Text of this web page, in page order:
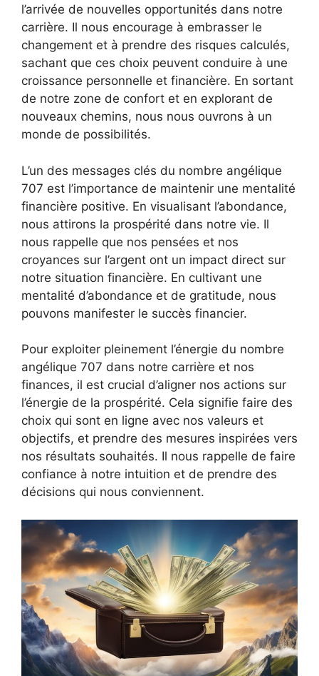
l’arrivée de nouvelles opportunités dans notre
carrière. Il nous encourage à embrasser le
changement et à prendre des risques calculés,
sachant que ces choix peuvent conduire à une
croissance personnelle et financière. En sortant
de notre zone de confort et en explorant de
nouveaux chemins, nous nous ouvrons à un
monde de possibilités.
L’un des messages clés du nombre angélique
707 est l’importance de maintenir une mentalité
financière positive. En visualisant l’abondance,
nous attirons la prospérité dans notre vie. Il
nous rappelle que nos pensées et nos
croyances sur l’argent ont un impact direct sur
notre situation financière. En cultivant une
mentalité d’abondance et de gratitude, nous
pouvons manifester le succès financier.
Pour exploiter pleinement l’énergie du nombre
angélique 707 dans notre carrière et nos
finances, il est crucial d’aligner nos actions sur
l’énergie de la prospérité. Cela signifie faire des
choix qui sont en ligne avec nos valeurs et
objectifs, et prendre des mesures inspirées vers
nos résultats souhaités. Il nous rappelle de faire
confiance à notre intuition et de prendre des
décisions qui nous conviennent.